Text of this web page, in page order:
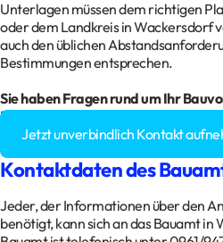
Unterlagen müssen dem richtigen
oder dem Landkreis in Wackersdorf
auch den üblichen
Bestimmungen entsprechen.
Sie haben Fragen rund um Ihr
Baugenehmigung?
Jetzt unverbindlich Kontakt
Kontaktdaten des
Jeder, der Informationen über den
benötigt, kann sich an das Bauamt